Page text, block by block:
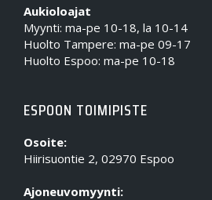
Aukioloajat
Myynti: ma-pe 10-18, la 10-14
Huolto Tampere: ma-pe 09-17
Huolto Espoo: ma-pe 10-18
ESPOON TOIMIPISTE
Osoite:
Hiirisuontie 2, 02970 Espoo
Ajoneuvomyynti: